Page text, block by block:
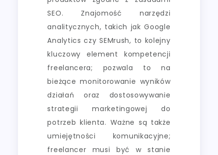
SEO. Znajomość narzędzi
analitycznych, takich jak Google
Analytics czy SEMrush, to kolejny
kluczowy element kompetencji
freelancera; pozwala to na
bieżące monitorowanie wyników
działań oraz dostosowywanie
strategii marketingowej do
potrzeb klienta. Ważne są także
umiejętności komunikacyjne;
freelancer musi być w stanie